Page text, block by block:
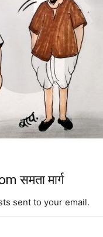
समता मार्ग
sent to your email.